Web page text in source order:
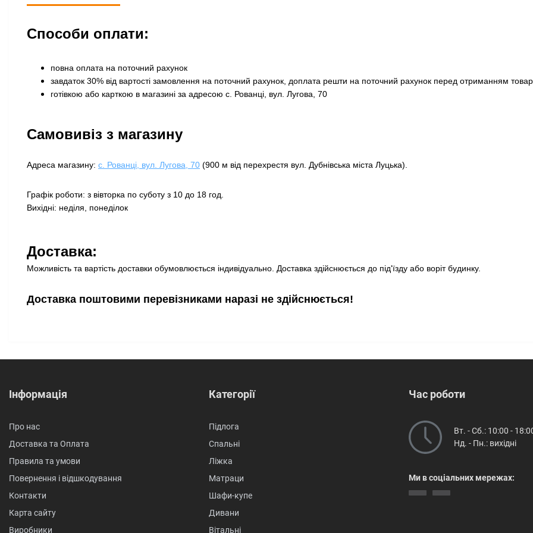
Способи оплати:
повна оплата на поточний рахунок
завдаток 30% від вартості замовлення на поточний рахунок, доплата решти на поточний рахунок перед отриманням
готівкою або карткою в магазині за адресою с. Рованці, вул. Лугова, 70
Самовивіз з магазину
Адреса магазину: с. Рованці, вул. Лугова, 70 (900 м від перехрестя вул. Дубнівська міста Луцька).
Графік роботи: з вівторка по суботу з 10 до 18 год.
Вихідні: неділя, понеділок
Доставка:
Можливість та вартість доставки обумовлюється індивідуально. Доставка здійснюється до під'їзду або воріт будинку.
Доставка поштовими перевізниками наразі не здійснюється!
Інформація
Про нас
Доставка та Оплата
Правила та умови
Повернення і відшкодування
Контакти
Карта сайту
Виробники
Категорії
Підлога
Спальні
Ліжка
Матраци
Шафи-купе
Дивани
Вітальні
Час роботи
Вт. - Сб.: 10:00 -
Нд. - Пн.: вихідні
Ми в соціальних мережах: